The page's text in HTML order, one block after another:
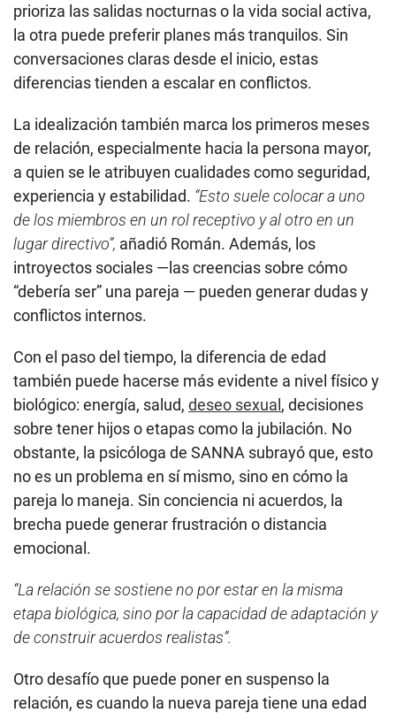
prioriza las salidas nocturnas o la vida social activa,
la otra puede preferir planes más tranquilos. Sin
conversaciones claras desde el inicio, estas
diferencias tienden a escalar en conflictos.
La idealización también marca los primeros meses
de relación, especialmente hacia la persona mayor,
a quien se le atribuyen cualidades como seguridad,
experiencia y estabilidad. “Esto suele colocar a uno
de los miembros en un rol receptivo y al otro en un
lugar directivo”, añadió Román. Además, los
introyectos sociales —las creencias sobre cómo
“debería ser” una pareja — pueden generar dudas y
conflictos internos.
Con el paso del tiempo, la diferencia de edad
también puede hacerse más evidente a nivel físico y
biológico: energía, salud, deseo sexual, decisiones
sobre tener hijos o etapas como la jubilación. No
obstante, la psicóloga de SANNA subrayó que, esto
no es un problema en sí mismo, sino en cómo la
pareja lo maneja. Sin conciencia ni acuerdos, la
brecha puede generar frustración o distancia
emocional.
“La relación se sostiene no por estar en la misma
etapa biológica, sino por la capacidad de adaptación y
de construir acuerdos realistas”.
Otro desafío que puede poner en suspenso la
relación, es cuando la nueva pareja tiene una edad